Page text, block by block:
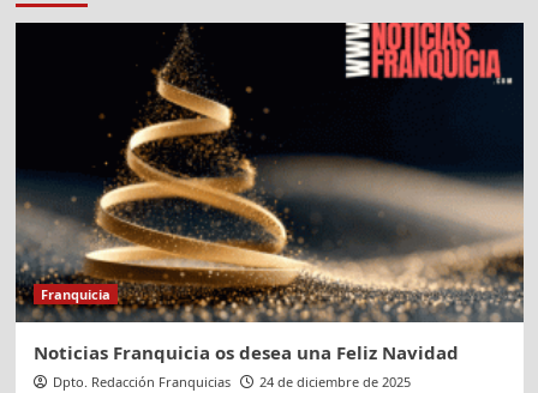
Franquicia
Noticias Franquicia os desea una Feliz Navidad
Dpto. Redacción Franquicias 24 de diciembre de 2025